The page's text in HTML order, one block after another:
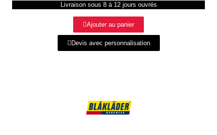
Livraison sous 8 à 12 jours ouvrés
Ajouter au panier
Devis avec personnalisation